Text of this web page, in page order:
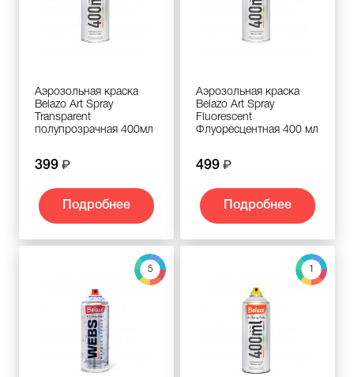
Аэрозольная краска
Belazo Art Spray
Transparent
полупрозрачная 400мл
399
Подробнее
Аэрозольная краска
Belazo Art Spray
Fluorescent
Флуоресцентная 400 мл
499
Подробнее
5 1